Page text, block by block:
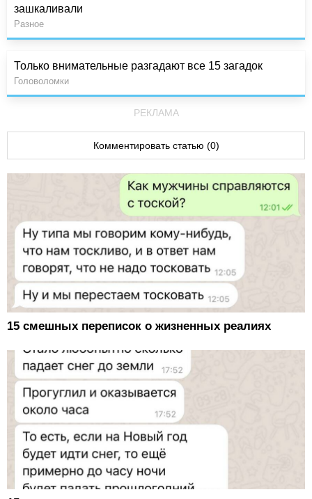
зашкаливали
Разное
Только внимательные разгадают все 15 загадок
Головоломки
РЕКЛАМА
Комментировать статью (0)
15 смешных переписок о жизненных реалиях